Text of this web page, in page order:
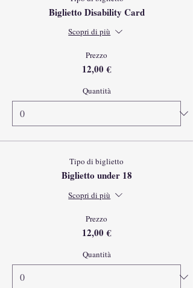
Biglietto Disability Card
Scopri di più
Prezzo
12,00 €
Quantità
Tipo di biglietto
Biglietto under 18
Scopri di più
Prezzo
12,00 €
Quantità